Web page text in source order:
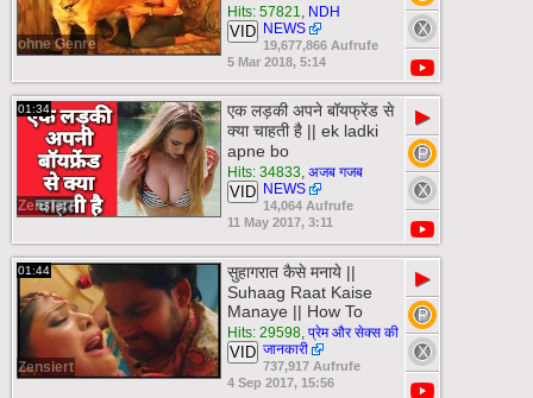
ohne Genre
Hits: 57821, NDH
NEWS
VID
19,677,866 Aufrufe
5 Mar 2018, 5:14
01:34
Zensiert
एक लड़की अपने बॉयफ्रेंड से
क्या चाहती है || ek ladki
apne bo
Hits: 34833, अजब गजब
NEWS
VID
14,064 Aufrufe
11 May 2017, 3:11
▶
01:44
Zensiert
सुहागरात कैसे मनाये ||
Suhaag Raat Kaise
Manaye || How To
Hits: 29598, प्रेम और सेक्स की
जानकारी
VID
737,917 Aufrufe
4 Sep 2017, 15:56
▶